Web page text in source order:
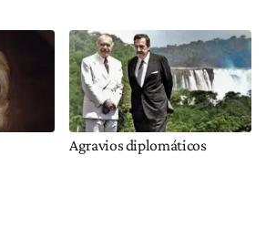
Agravios diplomáticos